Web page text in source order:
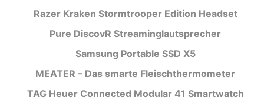
Razer Kraken Stormtrooper Edition Headset
Pure DiscovR Streaminglautsprecher
Samsung Portable SSD X5
MEATER – Das smarte Fleischthermometer
TAG Heuer Connected Modular 41 Smartwatch